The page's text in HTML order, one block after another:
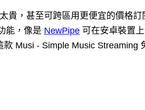
貴，甚至可跨區用更便宜的價格
能，像是 NewPipe 可在安卓裝置
Musi - Simple Music Streaming